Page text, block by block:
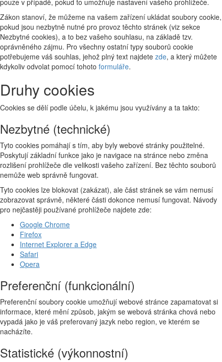
Zákon stanoví, že můžeme na vašem zařízení ukládat soubory cookie,
pokud jsou nezbytně nutné pro provoz těchto stránek (viz sekce
Nezbytné cookies), a to bez vašeho souhlasu, na základě tzv.
oprávněného zájmu. Pro všechny ostatní typy souborů cookie
potřebujeme váš souhlas, jehož plný text najdete zde, a který můžete
kdykoliv odvolat pomocí tohoto formuláře.
Druhy cookies
Cookies se dělí podle účelu, k jakému jsou využívány a ta takto:
Nezbytné (technické)
Tyto cookies pomáhají s tím, aby byly webové stránky použitelné.
Poskytují základní funkce jako je navigace na stránce nebo změna
rozlišení prohlížeče dle velikosti vašeho zařízení. Bez těchto souborů
nemůže web správně fungovat.
Tyto cookies lze blokovat (zakázat), ale část stránek se vám nemusí
zobrazovat správně, některé části dokonce nemusí fungovat. Návody
pro nejčastěji používané prohlížeče najdete zde:
Google Chrome
Firefox
Internet Explorer a Edge
Safari
Opera
Preferenční (funkcionální)
Preferenční soubory cookie umožňují webové stránce zapamatovat si
informace, které mění způsob, jakým se webová stránka chová nebo
vypadá jako je váš preferovaný jazyk nebo region, ve kterém se
nacházíte.
Statistické (výkonnostní)